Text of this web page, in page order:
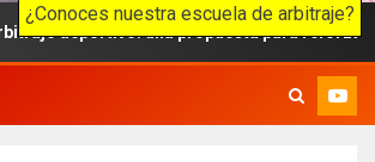
¿Conoces nuestra escuela de arbitraje?
una propuesta para reforzar la